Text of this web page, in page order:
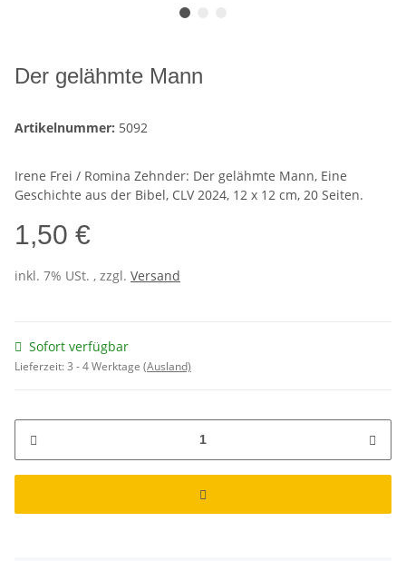
Der gelähmte Mann
Artikelnummer: 5092
Irene Frei / Romina Zehnder: Der gelähmte Mann, Eine
Geschichte aus der Bibel, CLV 2024, 12 x 12 cm, 20 Seiten.
1,50 €
inkl. 7% USt. , zzgl. Versand
Sofort verfügbar
Lieferzeit:3 - 4 Werktage (Ausland)